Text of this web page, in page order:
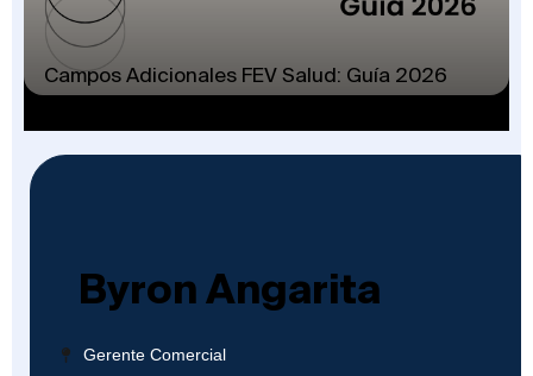
Campos Adicionales FEV Salud: Guía 2026
Byron Angarita
Gerente Comercial